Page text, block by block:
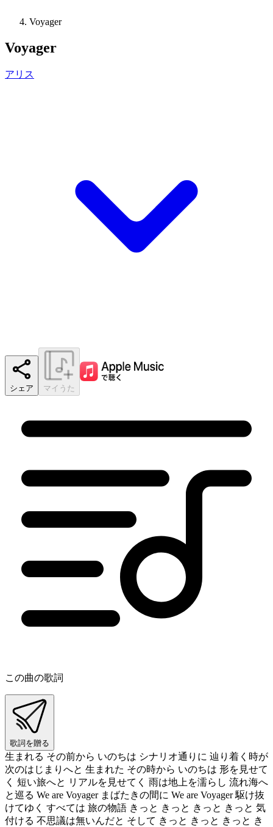
Voyager
Voyager
アリス
シェア マイうた
この曲の歌詞
歌詞を贈る
生まれる その前から いのちは シナリオ通りに 辿り着く時が
次のはじまりへと 生まれた その時から いのちは 形を見せて
く 短い旅へと リアルを見せてく 雨は地上を濡らし 流れ海へ
と巡る We are Voyager まばたきの間に We are Voyager 駆け抜
けてゆく すべては 旅の物語 きっと きっと きっと きっと 気
付ける 不思議は無いんだと そして きっと きっと きっと き